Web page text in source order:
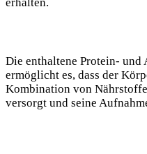
erhalten.
Die enthaltene Protein- und
ermöglicht es, dass der
Kombination von
versorgt und seine